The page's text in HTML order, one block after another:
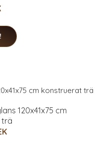
120x41x75 cm
trä